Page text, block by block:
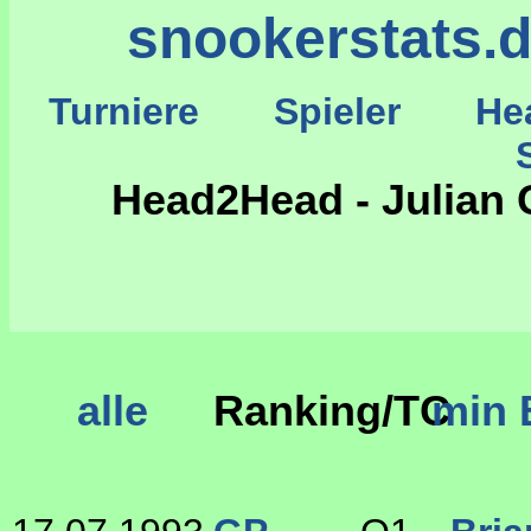
Turniere Spieler
Head2Head - Julian
alle Ranking/TCmin